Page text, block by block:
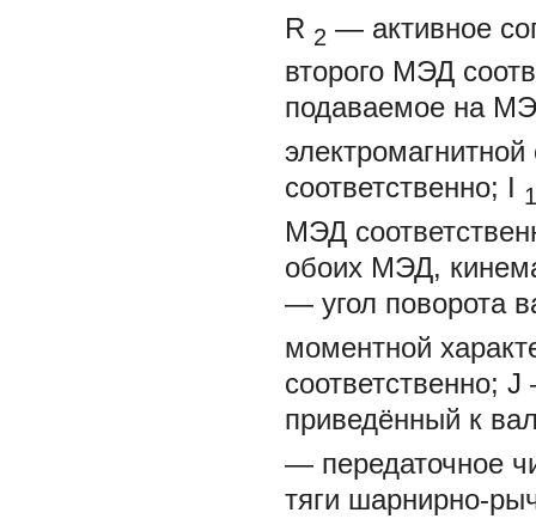
R 2 — активное
второго МЭД
подаваемое на
соответственно; I 1
МЭД
обоих МЭД,
— угол поворота
моментной
соответственно; J
приведённый к
— передаточное
тяги шарнирно-